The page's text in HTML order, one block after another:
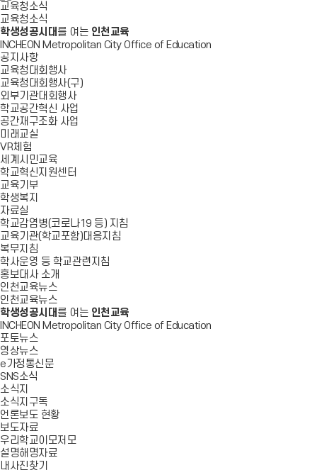
교육청소식
교육청소식
학생성공시대 를 여는 인천교육
INCHEON Metropolitan City Office of Education
공지사항
교육청대회행사
교육청대회행사(구)
외부기관대회행사
학교공간혁신 사업
공간재구조화 사업
미래교실
VR체험
세계시민교육
학교혁신지원센터
교육기부
학생복지
자료실
학교감염병(코로나19 등) 지침
교육기관(학교포함)대응지침
복무지침
학사운영 등 학교관련지침
홍보대사 소개
인천교육뉴스
인천교육뉴스
학생성공시대 를 여는 인천교육
INCHEON Metropolitan City Office of Education
포토뉴스
영상뉴스
e가정통신문
SNS소식
소식지
소식지구독
언론보도 현황
보도자료
우리학교이모저모
설명해명자료
내사진찾기